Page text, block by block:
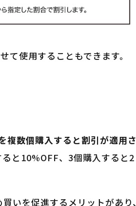
て使用することもできます。
複数個購入すると割引が適用さ
と10%OFF、3個購入すると2
いを促進するメリットがあり、